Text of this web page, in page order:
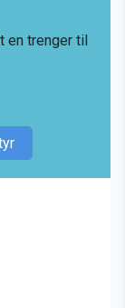
en trenger til